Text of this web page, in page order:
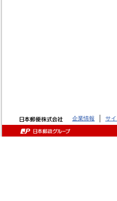
企業情報 サ